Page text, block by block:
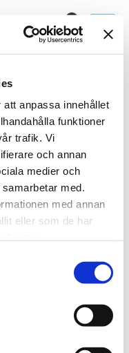
anpassa innehållet
funktioner
trafik. Vi
och annan
medier och
med.
med annan
eller som de har
Mine valg